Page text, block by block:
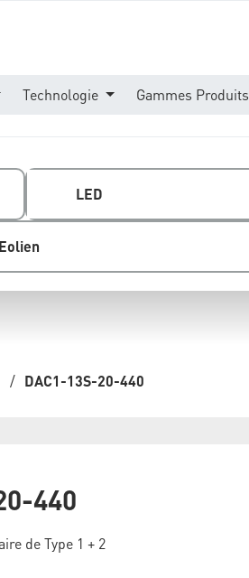
Technologie Gammes Produits
LED
Eolien
/ DAC1-13S-20-440
440
de Type 1 + 2